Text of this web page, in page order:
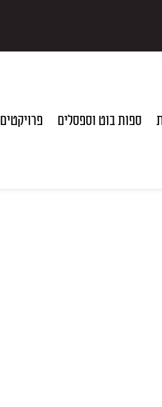
ספות בוט וספסלים פרויקטים